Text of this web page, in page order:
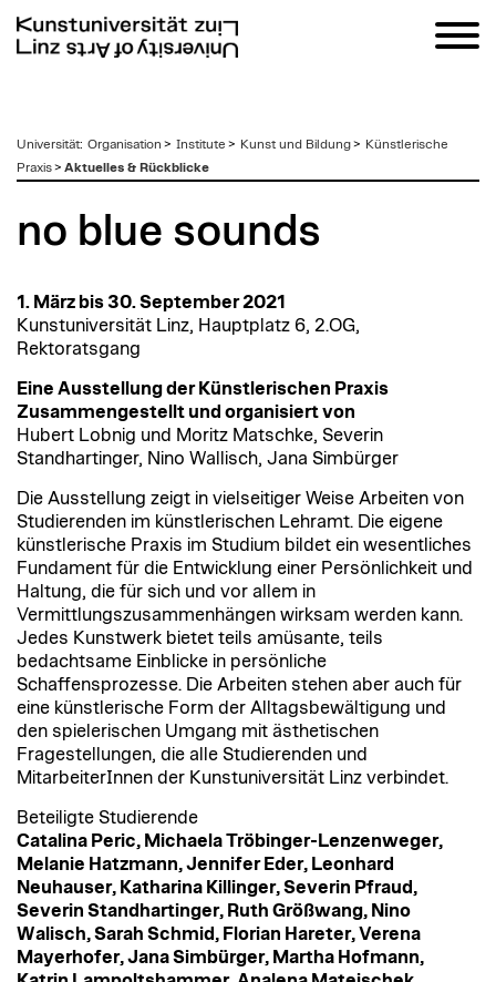
zum
Inhalt
Universität: Organisation > Institute > Kunst und Bildung> Künstlerische
Praxis> Aktuelles & Rückblicke
no blue sounds
1. März bis 30. September 2021
Kunstuniversität Linz, Hauptplatz 6, 2.OG,
Rektoratsgang
Eine Ausstellung der Künstlerischen Praxis
Zusammengestellt und organisiert von
Hubert Lobnig und Moritz Matschke, Severin
Standhartinger, Nino Wallisch, Jana Simbürger
Die Ausstellung zeigt in vielseitiger Weise Arbeiten von
Studierenden im künstlerischen Lehramt. Die eigene
künstlerische Praxis im Studium bildet ein wesentliches
Fundament für die Entwicklung einer Persönlichkeit und
Haltung, die für sich und vor allem in
Vermittlungszusammenhängen wirksam werden kann.
Jedes Kunstwerk bietet teils amüsante, teils
bedachtsame Einblicke in persönliche
Schaffensprozesse. Die Arbeiten stehen aber auch für
eine künstlerische Form der Alltagsbewältigung und
den spielerischen Umgang mit ästhetischen
Fragestellungen, die alle Studierenden und
MitarbeiterInnen der Kunstuniversität Linz verbindet.
Beteiligte Studierende
Catalina Peric, Michaela Tröbinger-Lenzenweger,
Melanie Hatzmann, Jennifer Eder, Leonhard
Neuhauser, Katharina Killinger, Severin Pfraud,
Severin Standhartinger, Ruth Größwang, Nino
Walisch, Sarah Schmid, Florian Hareter, Verena
Mayerhofer, Jana Simbürger, Martha Hofmann,